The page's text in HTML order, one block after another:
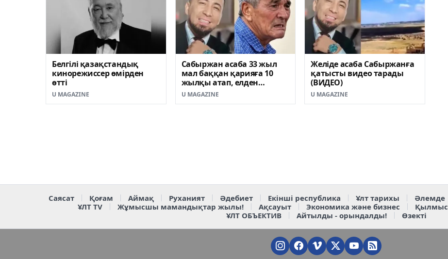
Белгілі қазақстандық
кинорежиссер өмірден
өтті
U MAGAZINE
Сабыржан асаба 33 жыл
мал баққан қарияға 10
жылқы атап, елден
кешірім сұрады
U MAGAZINE
Желіде асаба Сабыржанға
қатысты видео тарады
(ВИДЕО)
U MAGAZINE
Саясат Қоғам Аймақ Руханият Әдебиет Екінші республика Ұлт тарихы Әлемде
ҰЛТ TV
Жұмысшы мамандықтар жылы! Ақсауыт Экономика және бизнес Қылмыс
ҰЛТ ОБЪЕКТИВ
Айтылды - орындалды! Өзекті